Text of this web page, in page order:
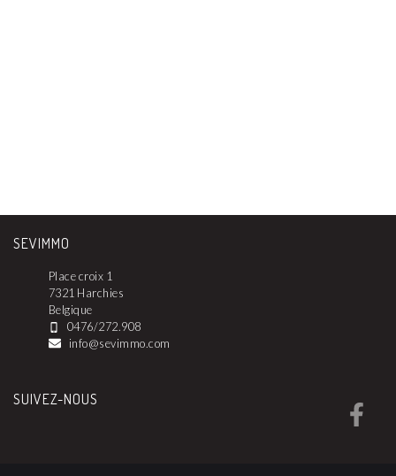
SEVIMMO
Place croix 1
7321 Harchies
Belgique
0476/272.908
info@sevimmo.com
SUIVEZ-NOUS